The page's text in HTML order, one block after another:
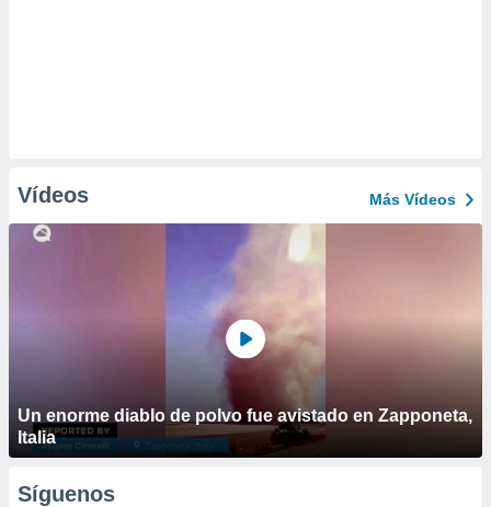
Vídeos Más Vídeos
Un enorme diablo de polvo fue avistado en Zapponeta,
Italia
Síguenos